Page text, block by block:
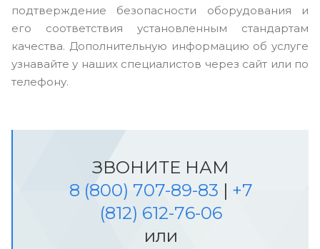
подтверждение безопасности оборудования и
его соответствия установленным стандартам
качества. Дополнительную информацию об услуге
узнавайте у наших специалистов через сайт или по
телефону.
ЗВОНИТЕ НАМ
8 (800) 707-89-83 | +7
(812) 612-76-06
или